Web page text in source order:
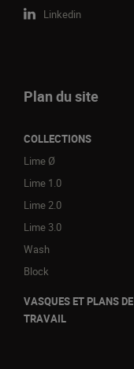
Linkedin
Plan du site
COLLECTIONS
Lime Ø
Lime 1.0
Lime 2.0
Lime 3.0
Wash
Block
VASQUES ET PLANS DE
TRAVAIL